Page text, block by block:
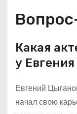
Какая
у
Евгений
начал свою